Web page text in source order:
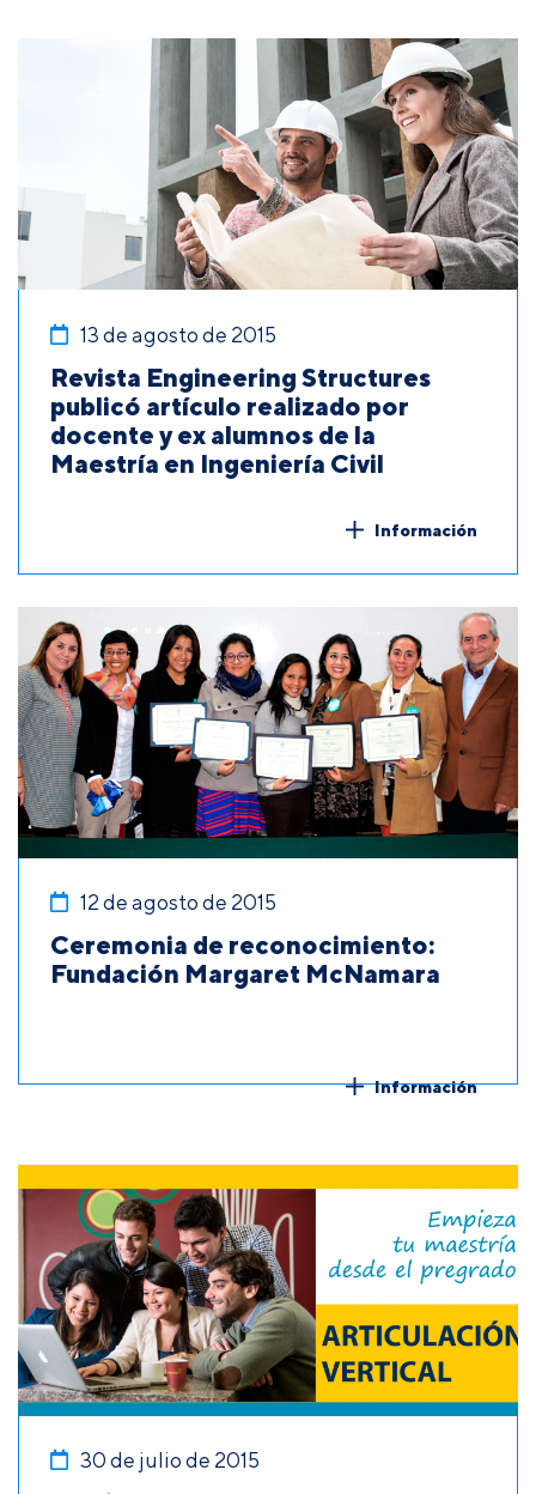
13 de agosto de 2015
Revista Engineering Structures
publicó artículo realizado por
docente y ex alumnos de la
Maestría en Ingeniería Civil
Información
12 de agosto de 2015
Ceremonia de reconocimiento:
Fundación Margaret McNamara
Información
30 de julio de 2015